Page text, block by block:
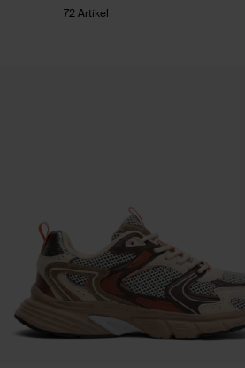
72 Artikel